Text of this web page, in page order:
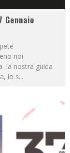
Gennaio
noi
la nostra guida
lo s...